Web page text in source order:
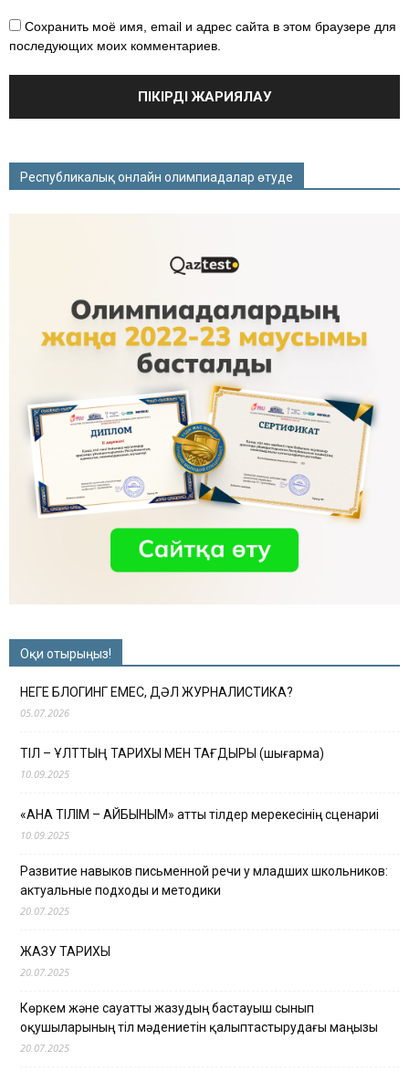
Сохранить моё имя, email и адрес сайта в этом браузере для
последующих моих комментариев.
Республикалық онлайн олимпиадалар өтуде
Оқи отырыңыз!
НЕГЕ БЛОГИНГ ЕМЕС, ДӘЛ ЖУРНАЛИСТИКА?
05.07.2026
ТІЛ – ҰЛТТЫҢ ТАРИХЫ МЕН ТАҒДЫРЫ (шығарма)
10.09.2025
«АНА ТІЛІМ – АЙБЫНЫМ» атты тілдер мерекесінің сценариі
10.09.2025
Развитие навыков письменной речи у младших школьников:
актуальные подходы и методики
20.07.2025
ЖАЗУ ТАРИХЫ
20.07.2025
Көркем және сауатты жазудың бастауыш сынып
оқушыларының тіл мәдениетін қалыптастырудағы маңызы
20.07.2025